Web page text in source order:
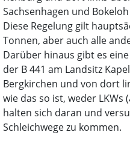
Sachsenhagen und
Diese Regelung gilt
Tonnen, aber auch alle
Darüber hinaus gibt es
der B 441 am Landsitz
Bergkirchen und von dort
wie das so ist, weder LKWs
halten sich daran und
Schleichwege zu kommen.